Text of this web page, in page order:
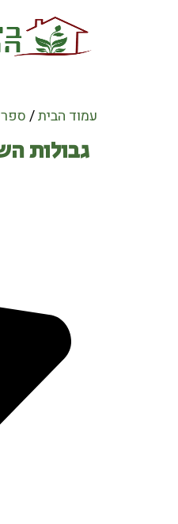
עמוד הבית/
גבולות